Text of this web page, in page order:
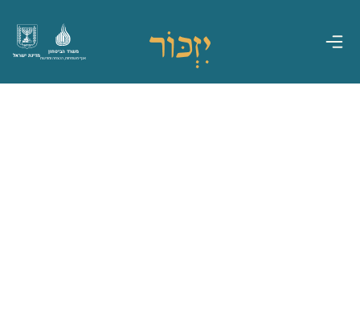
מדינת ישראל
משרד הביטחון
אגף משפחות, הנצחה ומורשת